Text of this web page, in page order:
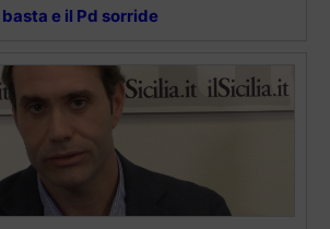
e il Pd sorride